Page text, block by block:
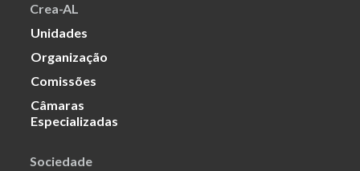
Crea-AL
Unidades
Organização
Comissões
Câmaras
Especializadas
Sociedade